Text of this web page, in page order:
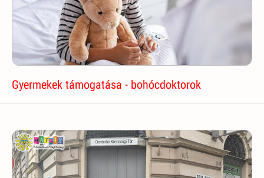
Gyermekek támogatása - bohócdoktorok